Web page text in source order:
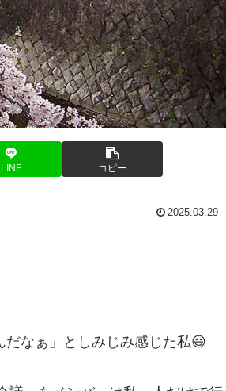
LINE コピー
2025.03.29
なぁ」としみじみ感じた私😃